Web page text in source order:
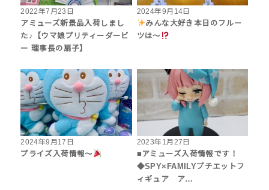
2022年7月23日
アミューズ新景品入荷しまし
た♪【ウマ娘プリティーダービ
ー 理事長の扇子】
2024年9月14日
みんな大好き本日のフルー
ツは〜
2024年9月17日
プライズ入荷情報〜
2023年1月27日
■アミューズ入荷情報です！
◆SPY×FAMILYプチエットフ
ィギュア ア…